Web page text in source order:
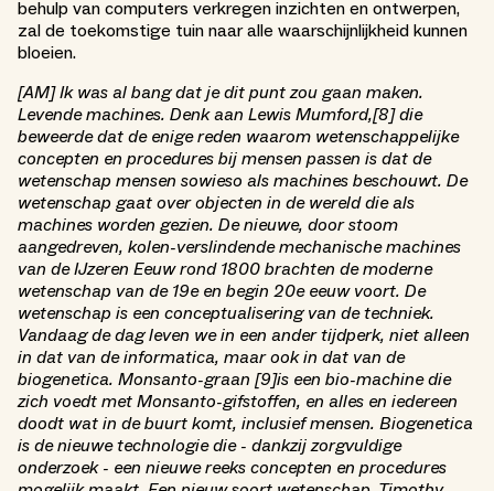
behulp van computers verkregen inzichten en ontwerpen,
zal de toekomstige tuin naar alle waarschijnlijkheid kunnen
bloeien.
[AM] Ik was al bang dat je dit punt zou gaan maken.
Levende machines. Denk aan Lewis Mumford,[8] die
beweerde dat de enige reden waarom wetenschappelijke
concepten en procedures bij mensen passen is dat de
wetenschap mensen sowieso als machines beschouwt. De
wetenschap gaat over objecten in de wereld die als
machines worden gezien. De nieuwe, door stoom
aangedreven, kolen-verslindende mechanische machines
van de IJzeren Eeuw rond 1800 brachten de moderne
wetenschap van de 19e en begin 20e eeuw voort. De
wetenschap is een conceptualisering van de techniek.
Vandaag de dag leven we in een ander tijdperk, niet alleen
in dat van de informatica, maar ook in dat van de
biogenetica. Monsanto-graan [9]is een bio-machine die
zich voedt met Monsanto-gifstoffen, en alles en iedereen
doodt wat in de buurt komt, inclusief mensen. Biogenetica
is de nieuwe technologie die - dankzij zorgvuldige
onderzoek - een nieuwe reeks concepten en procedures